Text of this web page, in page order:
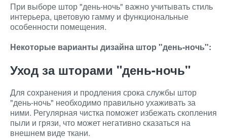
При выборе штор "день-ночь" важно учитывать стиль
интерьера, цветовую гамму и функциональные
особенности помещения.
Некоторые варианты дизайна штор "день-ночь":
Уход за шторами "день-ночь"
Для сохранения и продления срока службы штор
"день-ночь" необходимо правильно ухаживать за
ними. Регулярная чистка поможет избежать скопления
пыли и грязи, что может негативно сказаться на
внешнем виде ткани.